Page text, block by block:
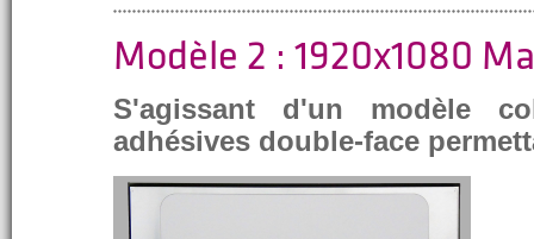
Modèle 2 : 1920x1080
S'agissant d'un modèle
adhésives double-face